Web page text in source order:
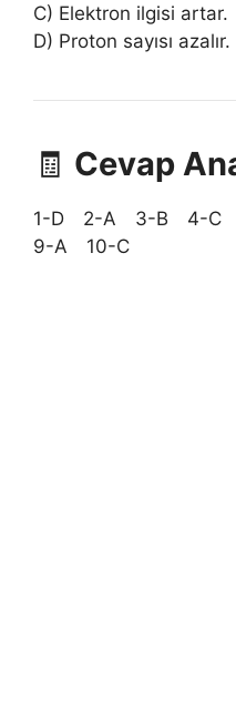
C) Elektron ilgisi artar.
D) Proton sayısı azalır.
🧾 Cevap
1-D 2-A 3-B 4-
9-A 10-C